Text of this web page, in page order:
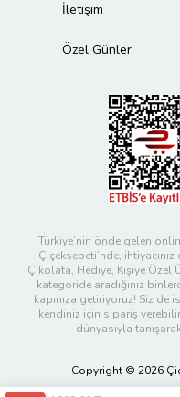
İletişim
Özel Günler
Türkiye’nin önde gelen
Çiçeksepeti’nde,
Çikolata, Hediye, Kişiye Özel
kategoride aradığınız
kapınıza getiriyoruz! Siz
kendiniz için sipariş
dünyasıyla
Copyright © 2026